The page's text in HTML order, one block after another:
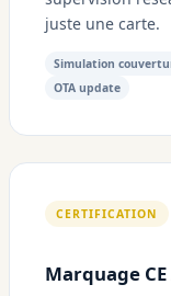
juste une carte.
Simulation
OTA update
CERTIFICATION
Marquage CE